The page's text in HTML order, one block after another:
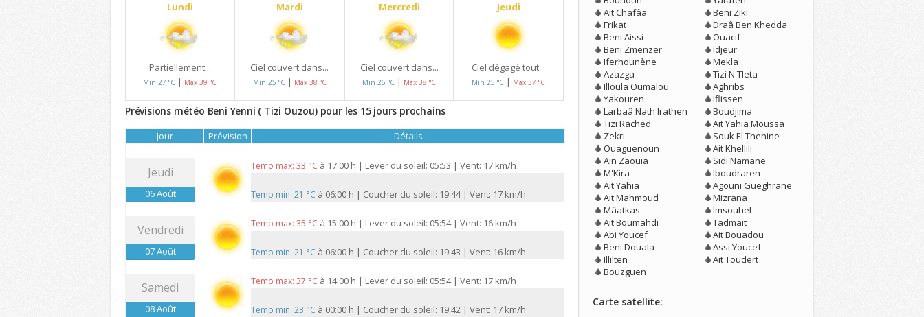
Lundi
Partiellement...
Min 27 °C | Max 39 °C
Mardi
Ciel couvert dans...
Min 25 °C | Max 38 °C
Mercredi
Ciel couvert dans...
Min 26 °C | Max 38 °C
Jeudi
Ciel dégagé tout...
Min 25 °C | Max 37 °C
Prévisions météo Beni Yenni ( Tizi Ouzou) pour les 15 jours prochains
Jour Prévision Détails
Jeudi
06 Août
Temp max: 33 °C à 17:00 h | Lever du soleil: 05:53 | Vent: 17 km/h
Temp min: 21 °C à 06:00 h | Coucher du soleil: 19:44 | Vent: 17 km/h
Vendredi
07 Août
Temp max: 35 °C à 15:00 h | Lever du soleil: 05:54 | Vent: 16 km/h
Temp min: 21 °C à 06:00 h | Coucher du soleil: 19:43 | Vent: 16 km/h
Samedi
08 Août
Temp max: 37 °C à 14:00 h | Lever du soleil: 05:54 | Vent: 17 km/h
Temp min: 23 °C à 00:00 h | Coucher du soleil: 19:42 | Vent: 17 km/h
Ait Chafâa
Frikat
Beni Aissi
Beni Zmenzer
Iferhounène
Azazga
Illoula Oumalou
Yakouren
Larbaâ Nath Irathen
Tizi Rached
Zekri
Ouaguenoun
Ain Zaouia
M'Kira
Ait Yahia
Ait Mahmoud
Mâatkas
Ait Boumahdi
Abi Youcef
Beni Douala
Illilten
Bouzguen
Beni Ziki
Draâ Ben Khedda
Ouacif
Idjeur
Mekla
Tizi N'Tleta
Aghribs
Iflissen
Boudjima
Ait Yahia Moussa
Souk El Thenine
Ait Khellili
Sidi Namane
Iboudraren
Agouni Gueghrane
Mizrana
Imsouhel
Tadmait
Ait Bouadou
Assi Youcef
Ait Toudert
Carte satellite: